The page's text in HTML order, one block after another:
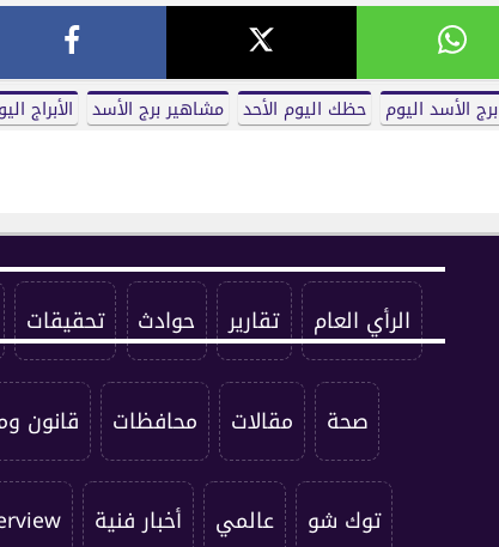
برج الأسد اليوم حظك اليوم الأحد مشاهير برج الأسد الأبراج
الرأي العام تقارير حوادث تحقيقات
صحة مقالات محافظات قانون
توك شو عالمي أخبار فنية